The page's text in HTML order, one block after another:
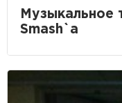
Музыкальное
Smash`а